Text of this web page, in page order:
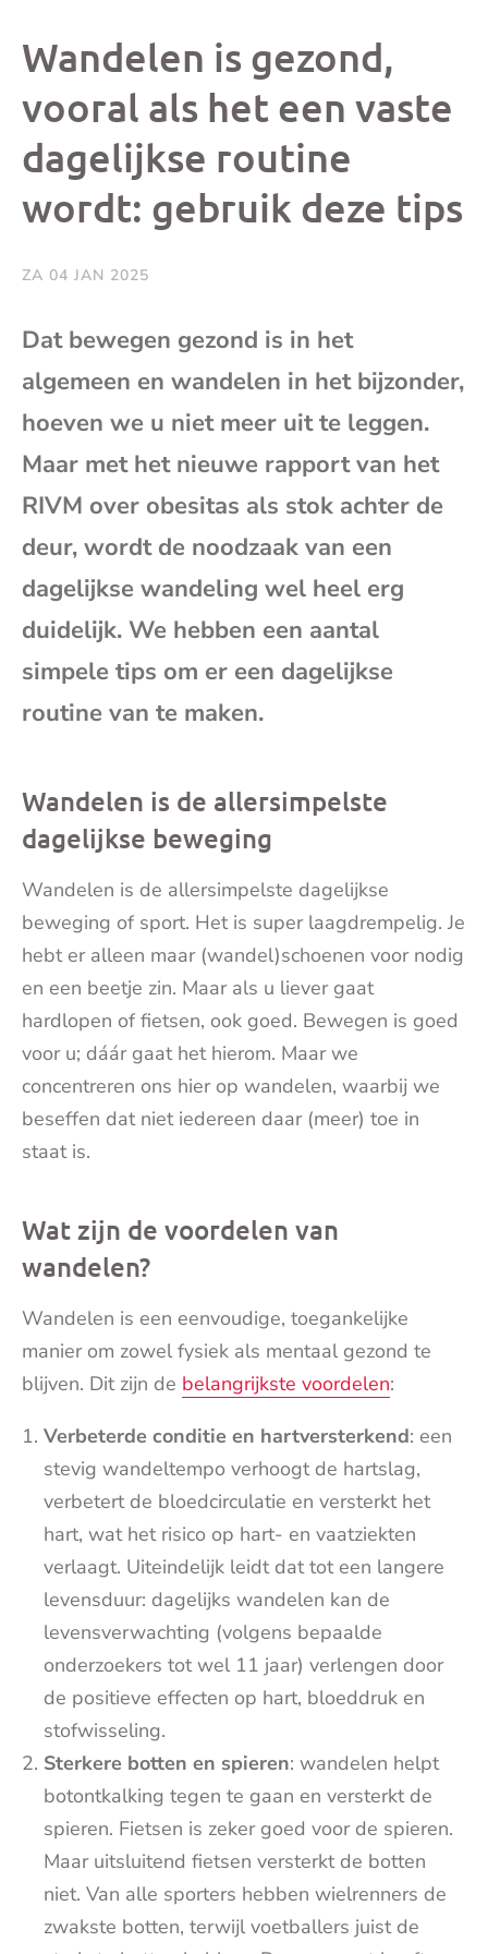
op
Facebook
X
bericht
e-
je
Wandelen is gezond,
vooral als het een vaste
dagelijkse routine
wordt: gebruik deze tips
ZA 04 JAN 2025
Dat bewegen gezond is in het
algemeen en wandelen in het bijzonder,
hoeven we u niet meer uit te leggen.
Maar met het nieuwe rapport van het
RIVM over obesitas als stok achter de
deur, wordt de noodzaak van een
dagelijkse wandeling wel heel erg
duidelijk. We hebben een aantal
simpele tips om er een dagelijkse
routine van te maken.
Wandelen is de allersimpelste
dagelijkse beweging
Wandelen is de allersimpelste dagelijkse
beweging of sport. Het is super laagdrempelig. Je
hebt er alleen maar (wandel)schoenen voor nodig
en een beetje zin. Maar als u liever gaat
hardlopen of fietsen, ook goed. Bewegen is goed
voor u; dáár gaat het hierom. Maar we
concentreren ons hier op wandelen, waarbij we
beseffen dat niet iedereen daar (meer) toe in
staat is.
Wat zijn de voordelen van
wandelen?
Wandelen is een eenvoudige, toegankelijke
manier om zowel fysiek als mentaal gezond te
blijven. Dit zijn de belangrijkste voordelen:
Verbeterde conditie en hartversterkend: een
stevig wandeltempo verhoogt de hartslag,
verbetert de bloedcirculatie en versterkt het
hart, wat het risico op hart- en vaatziekten
verlaagt. Uiteindelijk leidt dat tot een langere
levensduur: dagelijks wandelen kan de
levensverwachting (volgens bepaalde
onderzoekers tot wel 11 jaar) verlengen door
de positieve effecten op hart, bloeddruk en
stofwisseling.
Sterkere botten en spieren: wandelen helpt
botontkalking tegen te gaan en versterkt de
spieren. Fietsen is zeker goed voor de spieren.
Maar uitsluitend fietsen versterkt de botten
niet. Van alle sporters hebben wielrenners de
zwakste botten, terwijl voetballers juist de